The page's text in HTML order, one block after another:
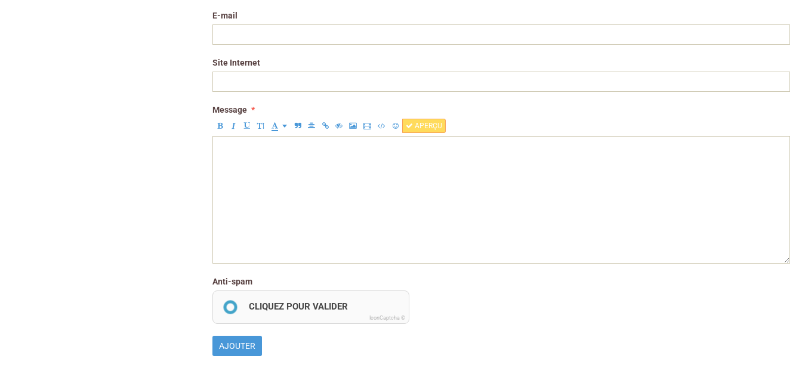
E-mail
Site Internet
Message
APERÇU
Anti-spam
CLIQUEZ POUR VALIDER
IconCaptcha ©
AJOUTER